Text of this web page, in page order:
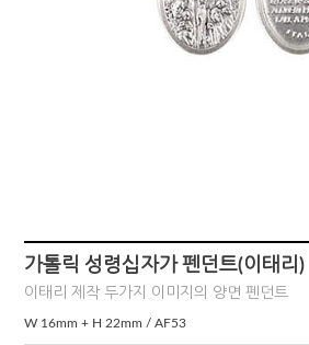
가톨릭 성령십자가 펜던트(이태리)
이태리 제작 두가지 이미지의 양면 펜던트
W 16mm + H 22mm / AF53